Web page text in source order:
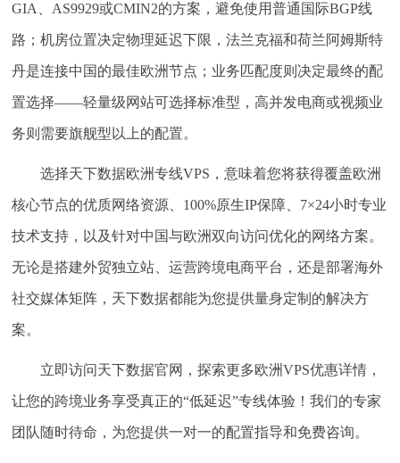
GIA、AS9929或CMIN2的方案，避免使用普通国际BGP线
路；机房位置决定物理延迟下限，法兰克福和荷兰阿姆斯特
丹是连接中国的最佳欧洲节点；业务匹配度则决定最终的配
置选择——轻量级网站可选择标准型，高并发电商或视频业
务则需要旗舰型以上的配置。
选择天下数据欧洲专线VPS，意味着您将获得覆盖欧洲
核心节点的优质网络资源、100%原生IP保障、7×24小时专业
技术支持，以及针对中国与欧洲双向访问优化的网络方案。
无论是搭建外贸独立站、运营跨境电商平台，还是部署海外
社交媒体矩阵，天下数据都能为您提供量身定制的解决方
案。
立即访问天下数据官网，探索更多欧洲VPS优惠详情，
让您的跨境业务享受真正的“低延迟”专线体验！我们的专家
团队随时待命，为您提供一对一的配置指导和免费咨询。